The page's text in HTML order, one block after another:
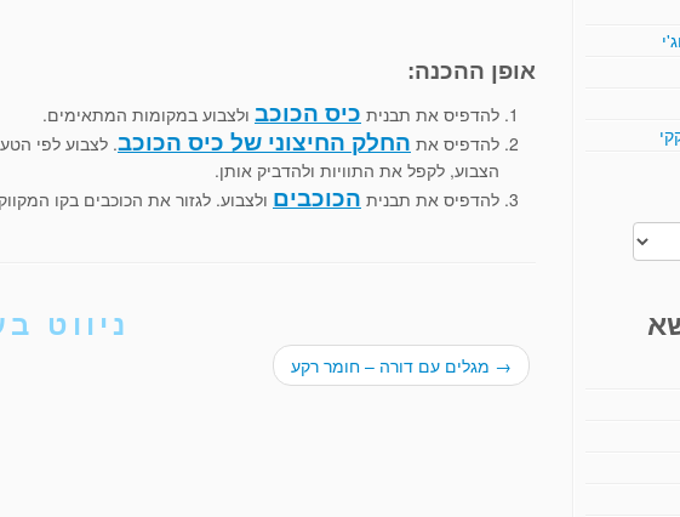
אופן ההכנה:
להדפיס את תבנית כיס הכוכב ולצבוע במקומות המתאימים.
להדפיס את החלק החיצוני של כיס הכוכב. לצבוע לפי
הצבוע, לקפל את התוויות ולהדביק אותן.
להדפיס את תבנית הכוכבים ולצבוע. לגזור את הכוכבים בקו
ניווט
→ מגלים עם דורה – חומר רקע